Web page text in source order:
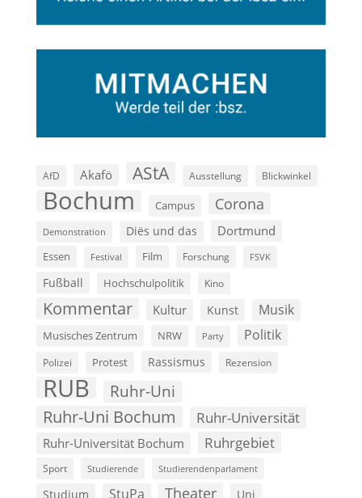
AfD Akafö AStA Ausstellung Blickwinkel
Bochum Campus Corona
Demonstration Diës und das Dortmund
Essen Festival Film Forschung FSVK
Fußball Hochschulpolitik Kino
Kommentar Kultur Kunst Musik
Musisches Zentrum NRW Party Politik
Polizei Protest Rassismus Rezension
RUB Ruhr-Uni
Ruhr-Uni Bochum Ruhr-Universität
Ruhr-Universität Bochum Ruhrgebiet
Sport Studierende Studierendenparlament
Studium StuPa Theater Uni